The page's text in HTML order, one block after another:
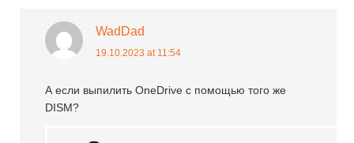
WadDad
19.10.2023 at 11:54
А если выпилить OneDrive с помощью того же
DISM?